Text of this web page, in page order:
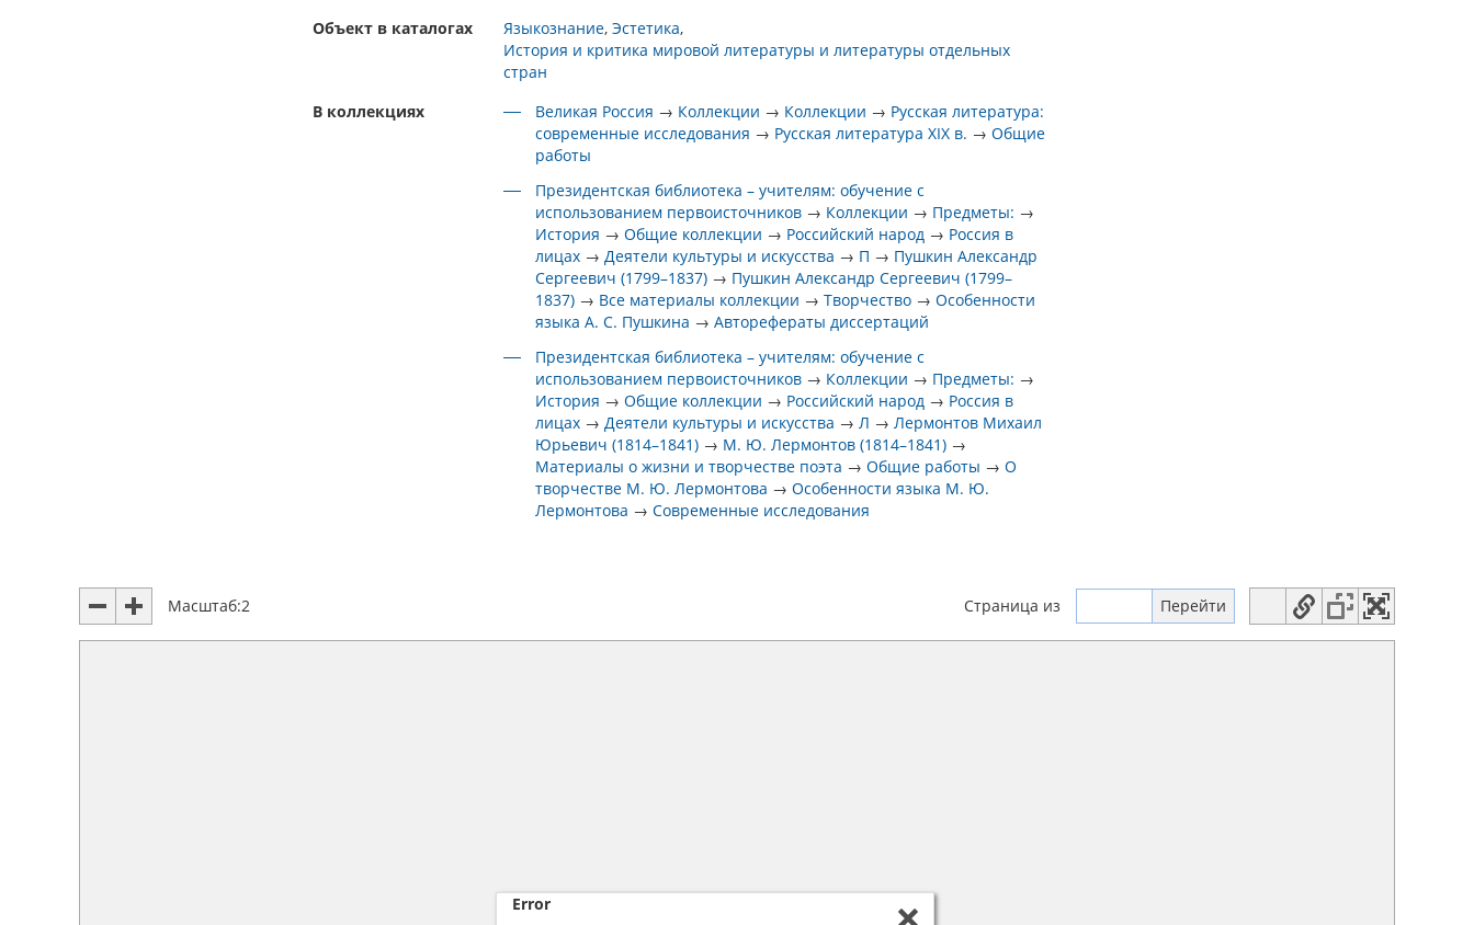
Объект в каталогах
Языкознание Эстетика
История и критика мировой литературы и литературы отдельных
стран
В коллекциях
Великая Россия → Коллекции → Коллекции → Русская литература:
современные исследования → Русская литература XIX в. →Общие
работы
Президентская библиотека – учителям: обучение с
использованием первоисточников → Коллекции → Предметы: →
История →Общие коллекции → Российский народ → Россия в
лицах →Деятели культуры и искусства → П → Пушкин Александр
Сергеевич (1799–1837) → Пушкин Александр Сергеевич (1799–
1837) → Все материалы коллекции →Творчество →Особенности
языка А. С. Пушкина →Авторефераты диссертаций
Президентская библиотека – учителям: обучение с
использованием первоисточников → Коллекции → Предметы: →
История →Общие коллекции → Российский народ → Россия в
лицах →Деятели культуры и искусства →Л →Лермонтов Михаил
Юрьевич (1814–1841) → М. Ю. Лермонтов (1814–1841) →
Материалы о жизни и творчестве поэта →Общие работы →О
творчестве М. Ю. Лермонтова →Особенности языка М. Ю.
Лермонтова →Современные исследования
Масштаб:2 Страница из
Error